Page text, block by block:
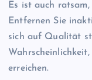
Es ist auch ratsam,
Entfernen Sie
sich auf Qualität
erreichen.